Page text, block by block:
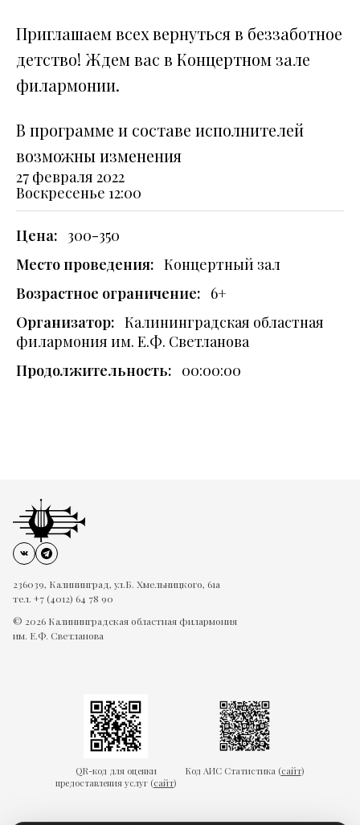
Приглашаем всех вернуться в беззаботное
детство! Ждем вас в Концертном зале
филармонии.
В программе и составе исполнителей
возможны изменения
27 февраля 2022
Воскресенье 12:00
Цена: 300-350
Место проведения: Концертный зал
Возрастное ограничение: 6+
Организатор: Калининградская областная
филармония им. Е.Ф. Светланова
Продолжительность: 00:00:00
236039, Калининград, ул.Б. Хмельницкого, 61а
тел. +7 (4012) 64 78 90
© 2026 Калининградская областная филармония
им. Е.Ф. Светланова
QR-код для оценки
предоставления услуг (сайт)
Код АИС Статистика (сайт)